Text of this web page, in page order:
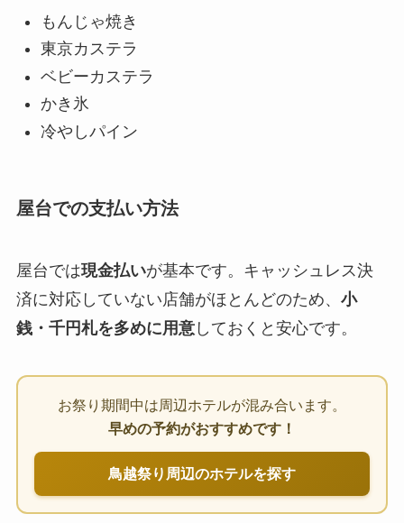
もんじゃ焼き
東京カステラ
ベビーカステラ
かき氷
冷やしパイン
屋台での支払い方法
屋台では現金払いが基本です。キャッシュレス決
済に対応していない店舗がほとんどのため、 小
銭・千円札を多めに用意しておくと安心です。
お祭り期間中は周辺ホテルが混み合います。
早めの予約がおすすめです！
鳥越祭り周辺のホテルを探す